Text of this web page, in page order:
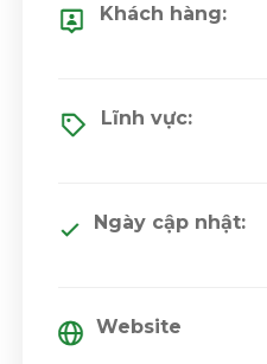
Khách hàng:
Lĩnh vực:
Ngày cập nhật:
Website